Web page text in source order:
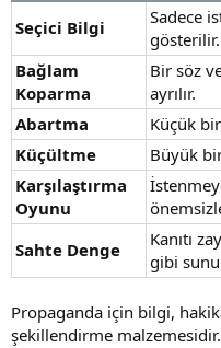
Seçici Bilgi
Sadece
gösterilir.
Bağlam
Koparma
Bir söz
ayrılır.
Abartma
Küçük
Küçültme
Büyük
Karşılaştırma
Oyunu
Sahte Denge
Kanıtı
gibi
Propaganda için bilgi,
şekillendirme malzemesidir.